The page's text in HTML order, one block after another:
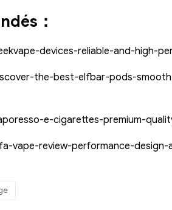
：
devices-reliable-and-high-
the-best-elfbar-pods-
e-cigarettes-premium-
vape-review-performance-